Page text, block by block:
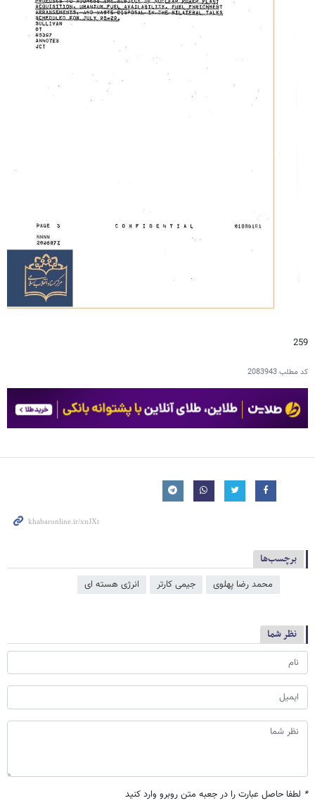
259
کد مطلب2083943
برچسب‌ها
محمد رضا پهلوی جیمی کارتر انرژی هسته ای
نظر شما
* لطفا حاصل عبارت را در جعبه متن روبرو وارد کنید